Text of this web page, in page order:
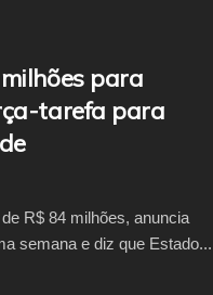
para
tarefa para
R$ 84 milhões, anuncia
semana e diz que Estado...